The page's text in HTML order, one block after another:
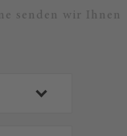
senden wir Ihnen